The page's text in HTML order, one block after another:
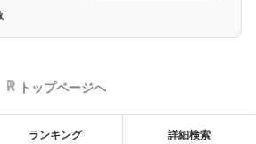
トップページへ
ランキング 詳細検索